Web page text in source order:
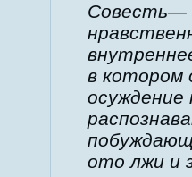
Совесть—
в котором
осуждение
ото лжи и